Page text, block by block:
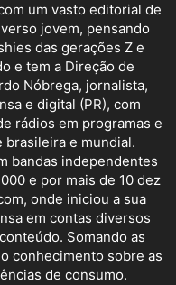
um vasto editorial de
jovem, pensando
das gerações Z e
e tem a Direção de
Nóbrega, jornalista,
e digital (PR), com
rádios em programas e
e mundial.
bandas independentes
e por mais de 10 dez
onde iniciou a sua
em contas diversos
Somando as
conhecimento sobre as
de consumo.